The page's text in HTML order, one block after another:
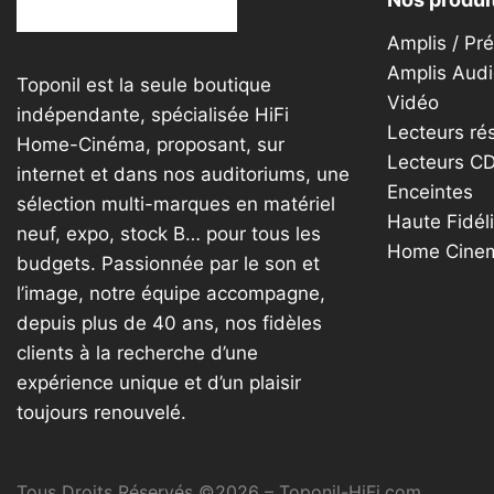
Toponil est la seule boutique
indépendante, spécialisée HiFi
Home-Cinéma, proposant, sur
internet et dans nos auditoriums, une
sélection multi-marques en matériel
neuf, expo, stock B… pour tous les
budgets. Passionnée par le son et
l’image, notre équipe accompagne,
depuis plus de 40 ans, nos fidèles
clients à la recherche d’une
expérience unique et d’un plaisir
toujours renouvelé.
Amplis /
Amplis
Vidéo
Lecteurs
Lecteurs
Enceintes
Haute
Home